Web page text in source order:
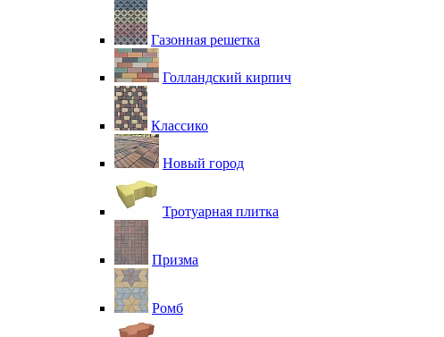
Газонная решетка
Голландский кирпич
Классико
Новый город
Тротуарная плитка
Призма
Ромб